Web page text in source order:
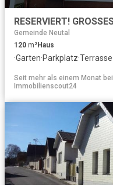
Gemeinde Neutal
120 m²Haus
·Garten·Parkplatz·Terrasse
Seit mehr als einem Monat bei
Immobilienscout24